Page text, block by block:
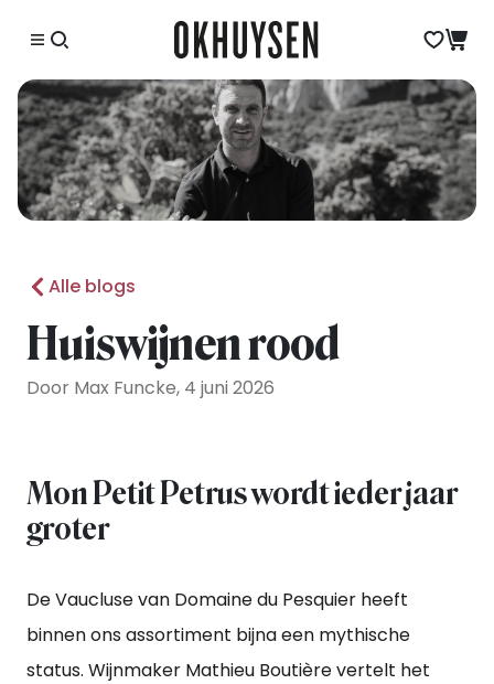
Alle blogs
Huiswijnen rood
Door Max Funcke, 4 juni 2026
Mon Petit Petrus wordt ieder jaar
groter
De Vaucluse van Domaine du Pesquier heeft
binnen ons assortiment bijna een mythische
status. Wijnmaker Mathieu Boutière vertelt het